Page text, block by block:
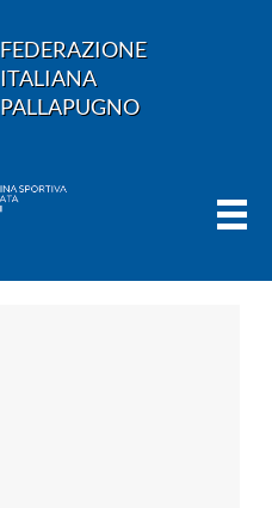
FEDERAZIONE
ITALIANA
PALLAPUGNO